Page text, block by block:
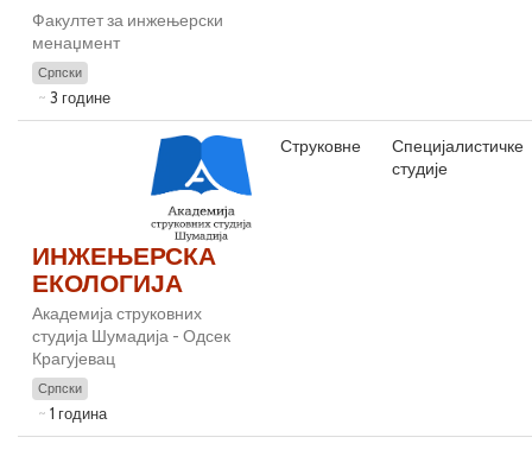
Факултет за инжењерски
менаџмент
Српски
3 године
ИНЖЕЊЕРСКА
ЕКОЛОГИЈА
Академија струковних
студија Шумадија - Одсек
Крагујевац
Српски
1 година
Струковне
Специјалистичке
студије